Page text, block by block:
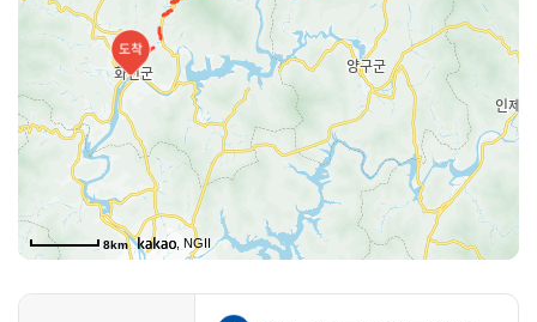
50m8km , NGII